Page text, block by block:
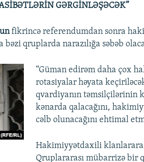
GƏRGİNLƏŞƏCƏK”
fikrincə referendumdan sonra
qruplarda narazılığa səbəb
“Güman edirəm daha çox
rotasiyalar həyata
qvardiyanın təmsilçilərinin
kənarda qalacağını,
cəlb olunacağını ehtimal
Hakimiyyətdaxili
Qruplararası mübarrizə bir